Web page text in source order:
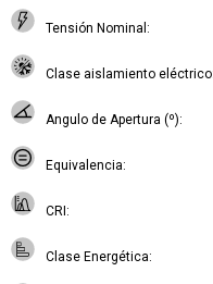
Tensión Nominal
Clase aislamiento eléctrico
Angulo de Apertura (º)
Equivalencia
CRI
Clase Energética